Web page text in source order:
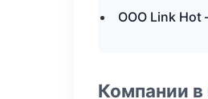
ООО Link
Компании